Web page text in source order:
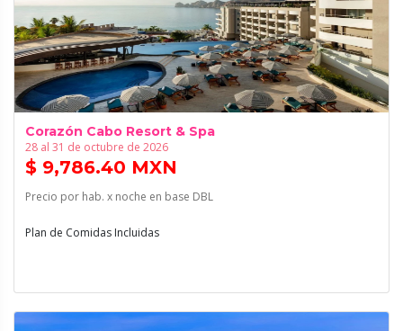
Corazón Cabo Resort & Spa
28 al 31 de octubre de 2026
$ 9,786.40 MXN
Precio por hab. x noche en base DBL
Plan de Comidas Incluidas